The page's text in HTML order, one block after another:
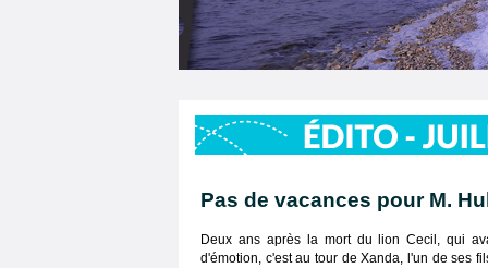
Pas de vacances pour M.
Deux ans après la mort du lion Cecil, qui
d'émotion, c'est au tour de Xanda, l'un de ses